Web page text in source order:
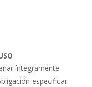
íntegramente
especificar